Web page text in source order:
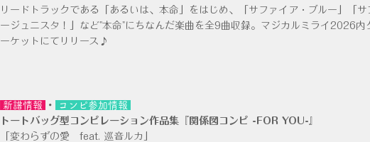
リードトラックである「あるいは、本命」をはじめ、「サファイア・ブルー」「
ージュニスタ！」など"本命"にちなんだ楽曲を全9曲収録。 マジカルミライ2026内
ーケットにてリリース♪
新譜情報 ・
コンピ参加情報
トートバッグ型コンピレーション作品集『関係図コンピ -FOR YOU-』
「変わらずの愛 feat. 巡音ルカ」